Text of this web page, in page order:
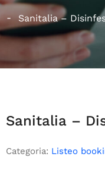
Sanitalia –
Sanitalia –
Categoria: Listeo